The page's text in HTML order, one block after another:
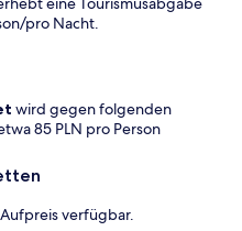
pro Nacht.
wird gegen folgenden
85 PLN pro Person
verfügbar.